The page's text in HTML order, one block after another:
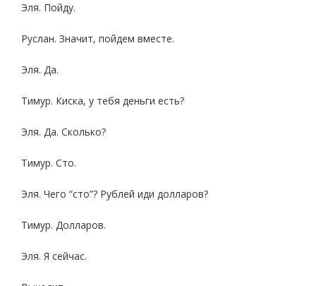
Эля. Пойду.
Руслан. Значит, пойдем вместе.
Эля. Да.
Тимур. Киска, у тебя деньги есть?
Эля. Да. Сколько?
Тимур. Сто.
Эля. Чего “сто”? Рублей иди долларов?
Тимур. Долларов.
Эля. Я сейчас.